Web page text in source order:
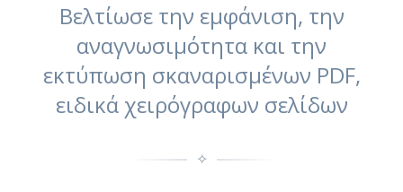
Βελτίωσε την εμφάνιση, την
αναγνωσιμότητα και την
εκτύπωση σκαναρισμένων PDF,
ειδικά χειρόγραφων σελίδων
✧